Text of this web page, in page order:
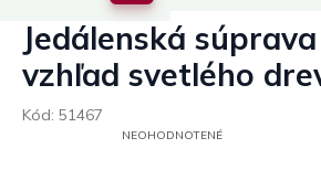
Jedálenská
vzhľad svetlého
Kód: 51467
PRIEMERNÉNEOHODNOTENÉ